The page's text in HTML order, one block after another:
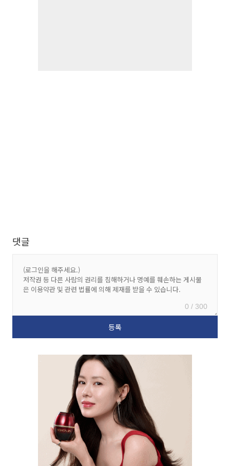
댓글
0 / 300